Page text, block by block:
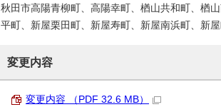
秋田市高陽青柳町、高陽幸町、楢山共和町、楢
平町、新屋栗田町、新屋寿町、新屋南浜町、新
変更内容
変更内容 （PDF 32.6 MB）